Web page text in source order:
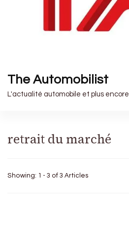
The Automobilist
L'actualité automobile et plus encore
retrait du marché
Showing: 1 - 3 of 3 Articles